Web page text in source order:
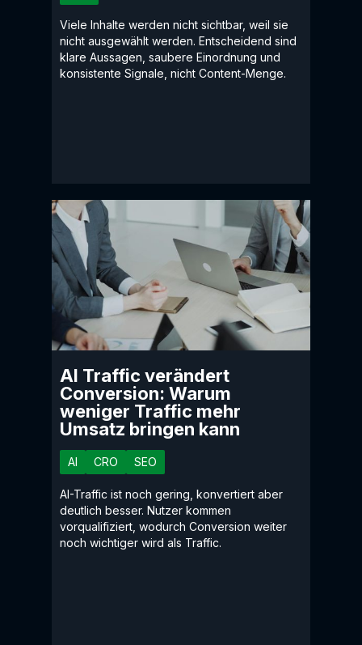
Viele Inhalte werden nicht sichtbar, weil sie
nicht ausgewählt werden. Entscheidend sind
klare Aussagen, saubere Einordnung und
konsistente Signale, nicht Content-Menge.
AI Traffic verändert
Conversion: Warum
weniger Traffic mehr
Umsatz bringen kann
AI CRO SEO
AI-Traffic ist noch gering, konvertiert aber
deutlich besser. Nutzer kommen
vorqualifiziert, wodurch Conversion weiter
noch wichtiger wird als Traffic.